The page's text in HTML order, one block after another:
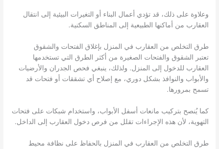
وعلاوة على ذلك، قد تؤدي أعمال البناء أو التغيرات البيئية إلى انتقال
العقارب من أماكنها الطبيعية إلى المناطق السكنية.
طرق التخلص من العقارب في المنزل بإغلاق الفتحات والشقوق
تعتبر الشقوق والفتحات الصغيرة من أكثر الطرق التي تستخدمها
العقارب للدخول إلى المنزل. ولذلك، ينبغي فحص الجدران والأرضيات
والأبواب والنوافذ بشكل دوري، مع إصلاح أي تشققات أو فتحات قد
تسمح بمرورها.
كما يُنصح بتركيب مانعات أسفل الأبواب، واستخدام شبكات على فتحات
التهوية، لأن هذه الإجراءات تقلل من فرص دخول العقارب إلى الداخل.
طرق التخلص من العقارب في المنزل بالحفاظ على نظافة محيط